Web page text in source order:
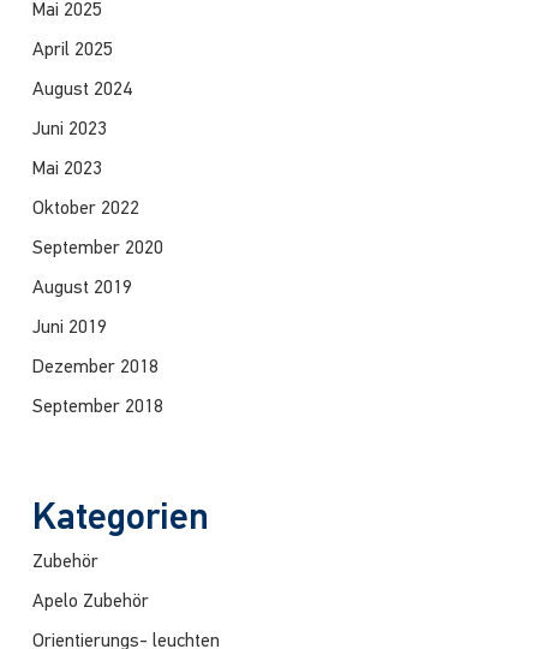
Mai 2025
April 2025
August 2024
Juni 2023
Mai 2023
Oktober 2022
September 2020
August 2019
Juni 2019
Dezember 2018
September 2018
Kategorien
Zubehör
Apelo Zubehör
Orientierungs- leuchten